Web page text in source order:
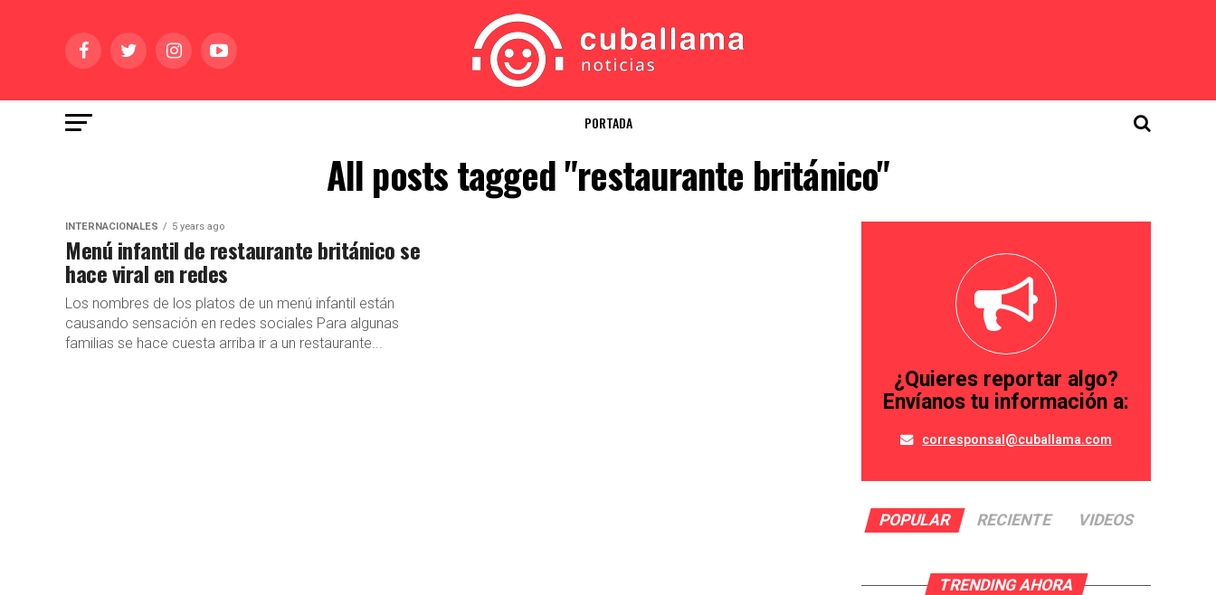
PORTADA
All posts tagged "restaurante británico"
INTERNACIONALES 5 years ago
Menú infantil de restaurante británico se
hace viral en redes
Los nombres de los platos de un menú infantil están
causando sensación en redes sociales Para algunas
familias se hace cuesta arriba ir a un restaurante...
¿Quieres reportar algo?
Envíanos tu información a:
corresponsal@cuballama.com
POPULAR RECIENTE VIDEOS
TRENDING AHORA